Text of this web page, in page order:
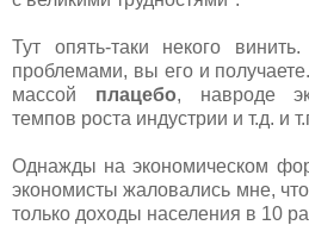
Тут опять-таки некого
проблемами, вы его и
массой плацебо, навроде
темпов роста индустрии и т.д. и
Однажды на экономическом
экономисты жаловались мне,
только доходы населения в 10